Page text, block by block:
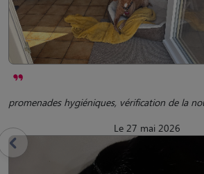
promenades hygiéniques, vérification de la
Le 27 mai 2026